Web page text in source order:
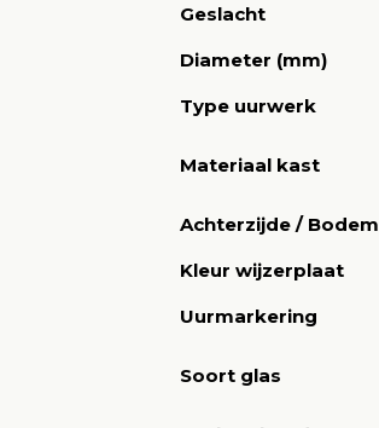
Geslacht
Diameter (mm)
Type uurwerk
Materiaal kast
Achterzijde / Bodem
Kleur wijzerplaat
Uurmarkering
Soort glas